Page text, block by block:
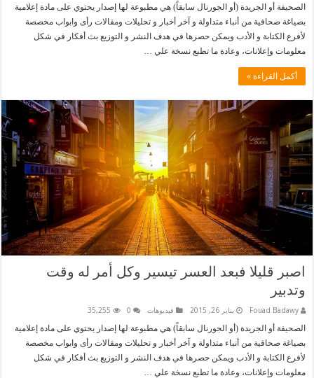
الصحيفة أو الجريدة (أو الجورنال سابقاً) هي مطبوعة لها إصدار يحتوي على مادة إعلامية
بصياغة صحافية من أنباء متداولة و آخر أخبار و تحليلات ومقالات رأى وابواب مخصصة
لأفرع الكتابة و الأدب ويمكن حصرها في هدف النشر و التوزيع بث أفكار في شكل
معلومات وإعلانات، وعادة ما تطبع نسخة علي …
أكمل القراءة »
اصبر قليلا فبعد العسر تيسير وكل أمر له وقت
وتدبير
Fouad Badawy يناير 26, 2015 فيديوهات 0
35,255
الصحيفة أو الجريدة (أو الجورنال سابقاً) هي مطبوعة لها إصدار يحتوي على مادة إعلامية
بصياغة صحافية من أنباء متداولة و آخر أخبار و تحليلات ومقالات رأى وابواب مخصصة
لأفرع الكتابة و الأدب ويمكن حصرها في هدف النشر و التوزيع بث أفكار في شكل
معلومات وإعلانات، وعادة ما تطبع نسخة علي …